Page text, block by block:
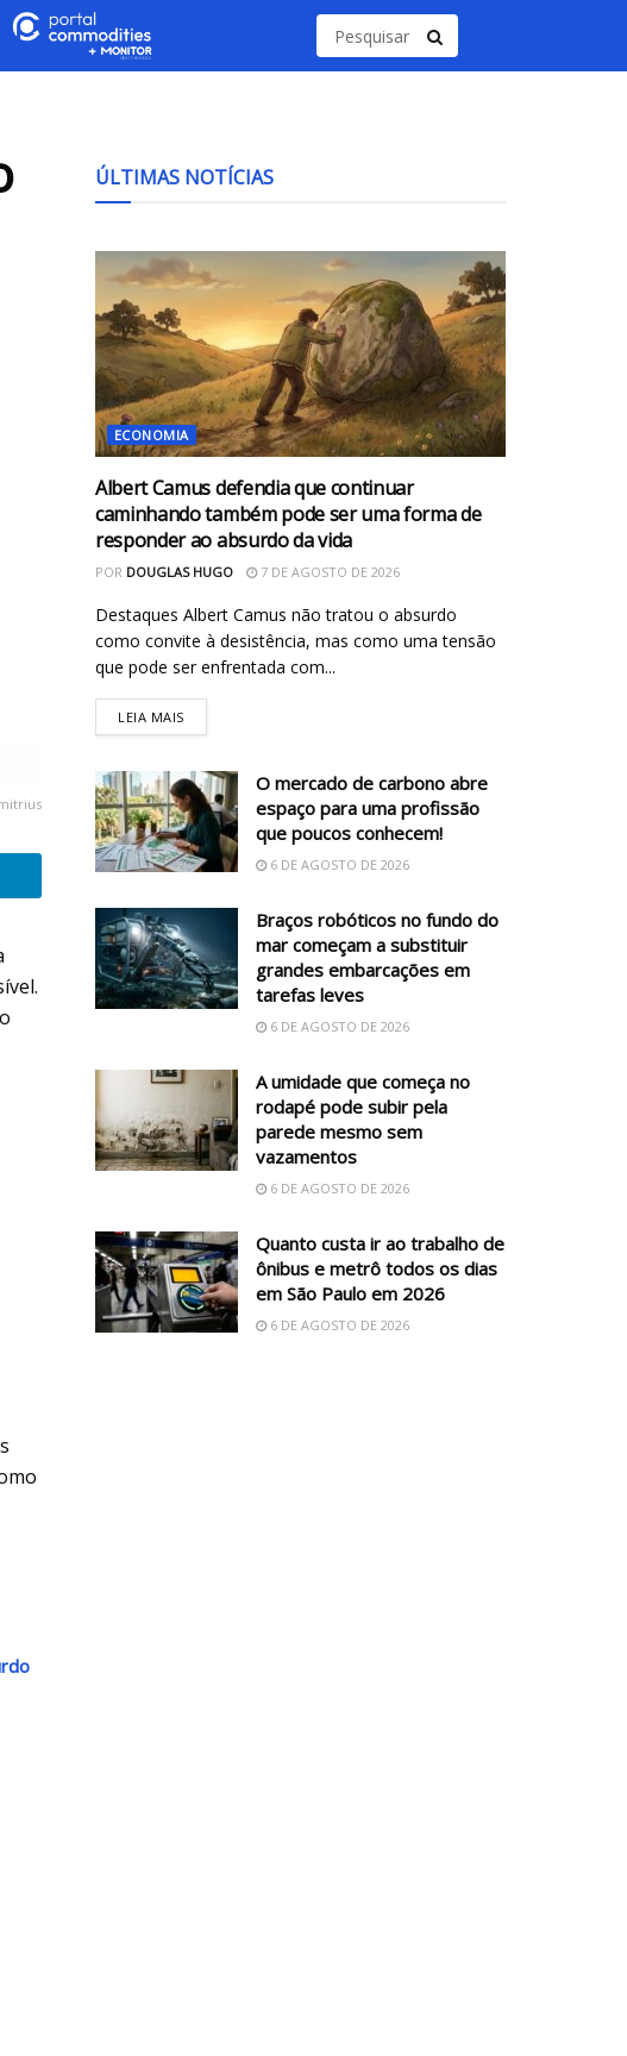
ÚLTIMAS NOTÍCIAS
ECONOMIA
Albert Camus defendia que continuar
caminhando também pode ser uma forma de
responder ao absurdo da vida
POR DOUGLAS HUGO 7 DE AGOSTO DE 2026
Destaques Albert Camus não tratou o absurdo
como convite à desistência, mas como uma tensão
que pode ser enfrentada com...
LEIA MAIS
O mercado de carbono abre
espaço para uma profissão
que poucos conhecem!
6 DE AGOSTO DE 2026
Braços robóticos no fundo do
mar começam a substituir
grandes embarcações em
tarefas leves
6 DE AGOSTO DE 2026
A umidade que começa no
rodapé pode subir pela
parede mesmo sem
vazamentos
6 DE AGOSTO DE 2026
Quanto custa ir ao trabalho de
ônibus e metrô todos os dias
em São Paulo em 2026
6 DE AGOSTO DE 2026